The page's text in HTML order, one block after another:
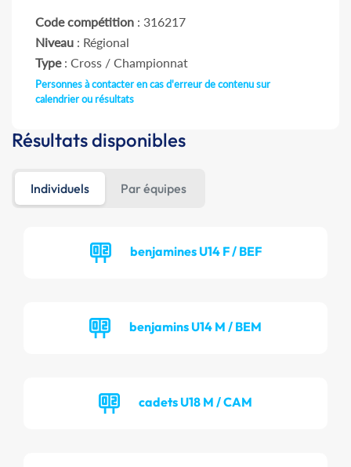
Code compétition : 316217
Niveau : Régional
Type: Cross / Championnat
Personnes à contacter en cas d'erreur de contenu sur
calendrier ou résultats
Résultats disponibles
Individuels Par équipes
benjamines U14 F / BEF
benjamins U14 M / BEM
cadets U18 M / CAM